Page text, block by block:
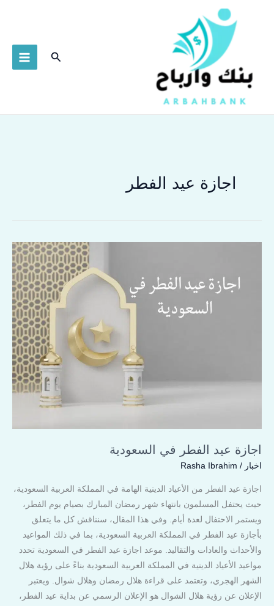
البحث
اجازة عيد الفطر
اجازة عيد الفطر في السعودية
اخبار /
Rasha Ibrahim
اجازة عيد الفطر من الأعياد الدينية الهامة في المملكة العربية السعودية،
حيث يحتفل المسلمون بانتهاء شهر رمضان المبارك بصيام يوم الفطر،
ويستمر الاحتفال لعدة أيام. وفي هذا المقال، سنناقش كل ما يتعلق
بأجازة عيد الفطر في المملكة العربية السعودية، بما في ذلك المواعيد
والأحداث والعادات والتقاليد. موعد اجازة عيد الفطر في السعودية تحدد
مواعيد الأعياد الدينية في المملكة العربية السعودية بناءً على رؤية هلال
الشهر الهجري، وتعتمد على قراءة هلال رمضان وهلال شوال. ويعتبر
الإعلان عن رؤية هلال الشوال هو الإعلان الرسمي عن بداية عيد الفطر،